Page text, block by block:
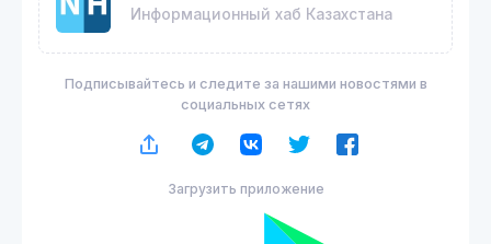
Информационный хаб Казахстана
Подписывайтесь и следите за нашими новостями в
социальных сетях
Загрузить приложение